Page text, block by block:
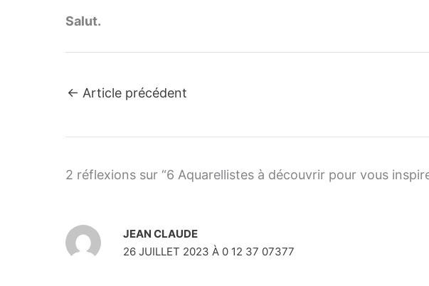
Salut.
← Article précédent
2 réflexions sur “6 Aquarellistes à découvrir pour vous
JEAN CLAUDE
26 JUILLET 2023 À 0 12 37 07377